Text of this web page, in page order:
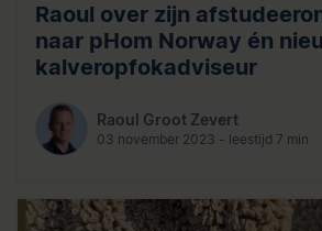
Raoul over zijn
naar pHom Norway én
kalveropfokadviseur
Raoul Groot Zevert
03 november 2023 - leestijd 7 min